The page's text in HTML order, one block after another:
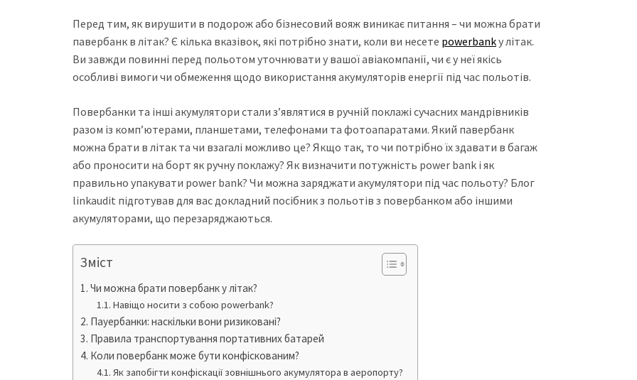
Перед тим, як вирушити в подорож або бізнесовий вояж виникає питання – чи можна брати
павербанк в літак? Є кілька вказівок, які потрібно знати, коли ви несете powerbankу літак.
Ви завжди повинні перед польотом уточнювати у вашої авіакомпанії, чи є у неї якісь
особливі вимоги чи обмеження щодо використання акумуляторів енергії під час польотів.
Повербанки та інші акумулятори стали з’являтися в ручній поклажі сучасних мандрівників
разом із комп’ютерами, планшетами, телефонами та фотоапаратами. Який павербанк
можна брати в літак та чи взагалі можливо це? Якщо так, то чи потрібно їх здавати в багаж
або проносити на борт як ручну поклажу? Як визначити потужність power bank і як
правильно упакувати power bank? Чи можна заряджати акумулятори під час польоту? Блог
linkaudit підготував для вас докладний посібник з польотів з повербанком або іншими
акумуляторами, що перезаряджаються.
Зміст
Чи можна брати повербанк у літак?
Навіщо носити з собою powerbank?
Пауербанки: наскільки вони ризиковані?
Правила транспортування портативних батарей
Коли повербанк може бути конфіскованим?
Як запобігти конфіскації зовнішнього акумулятора в аеропорту?